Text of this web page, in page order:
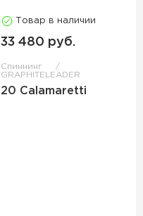
Товар в наличии
33 480 руб.
Спиннинг
GRAPHITELEADER
20 Calamaretti